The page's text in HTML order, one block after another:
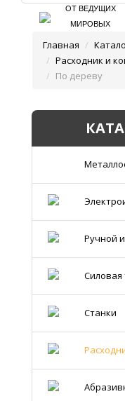
ОТ ВЕДУЩИХ
МИРОВЫХ
Главная
Расходник и
По дереву
Ручной
Силовая
Станки